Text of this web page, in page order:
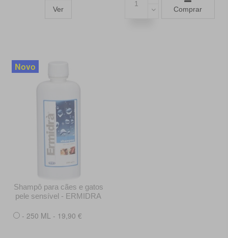
Ver Comprar
Novo
Shampô para cães e gatos
pele sensível - ERMIDRA
- 250 ML - 19,90 €